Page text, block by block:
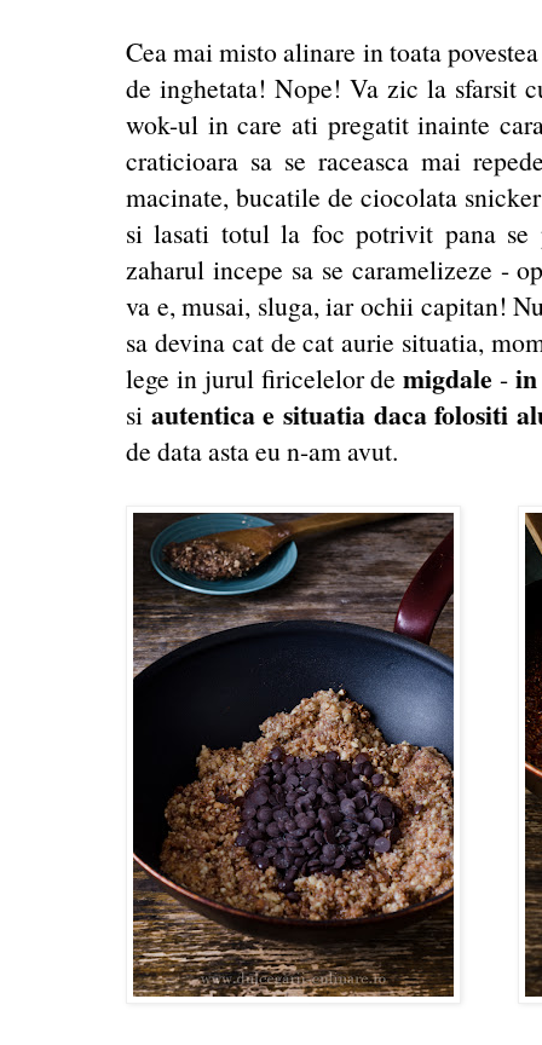
Cea mai misto alinare in toata
de inghetata! Nope! Va zic la sfarsit
wok-ul in care ati pregatit inainte
craticioara sa se raceasca mai
macinate, bucatile de ciocolata
si lasati totul la foc potrivit pana se
zaharul incepe sa se caramelizeze -
va e, musai, sluga, iar ochii capitan!
sa devina cat de cat aurie situatia,
lege in jurul firicelelor demigdale -
si autentica e situatia daca folositi
de data asta eu n-am avut.